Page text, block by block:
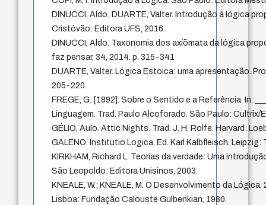
DINUCCI, Aldo; DUARTE, Valter. Introdução à lógica
Cristóvão: Editora UFS, 2016.
DINUCCI, Aldo. Taxonomia dos axíōmata da lógica
faz pensar, 34, 2014. p. 315-341
DUARTE, Valter. Lógica Estoica: uma apresentação.
205-220.
FREGE, G. [1892]. Sobre o Sentido e a Referência. In.
Linguagem. Trad. Paulo Alcoforado. São Paulo: Cultrix/
GÉLIO, Aulo. Attic Nights. Trad. J. H. Rolfe. Harvard:
GALENO. Institutio Logica. Ed. Karl Kalbfleisch. Leipzig:
KIRKHAM, Richard L. Teorias da verdade: Uma
São Leopoldo: Editora Unisinos, 2003.
KNEALE, W.; KNEALE, M. O Desenvolvimento da Lógica.
Lisboa: Fundação Calouste Gulbenkian, 1980.